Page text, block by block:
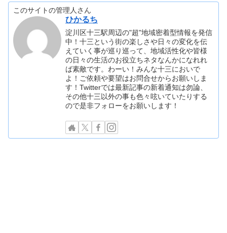
このサイトの管理人さん
ひかるち
淀川区十三駅周辺の"超"地域密着型情報を発信
中！十三という街の楽しさや日々の変化を伝
えていく事が巡り巡って、地域活性化や皆様
の日々の生活のお役立ちネタなんかになれれ
ば素敵です。わーい！みんな十三においで
よ！ご依頼や要望はお問合せからお願いしま
す！Twitterでは最新記事の新着通知は勿論、
その他十三以外の事も色々呟いていたりする
ので是非フォローをお願いします！